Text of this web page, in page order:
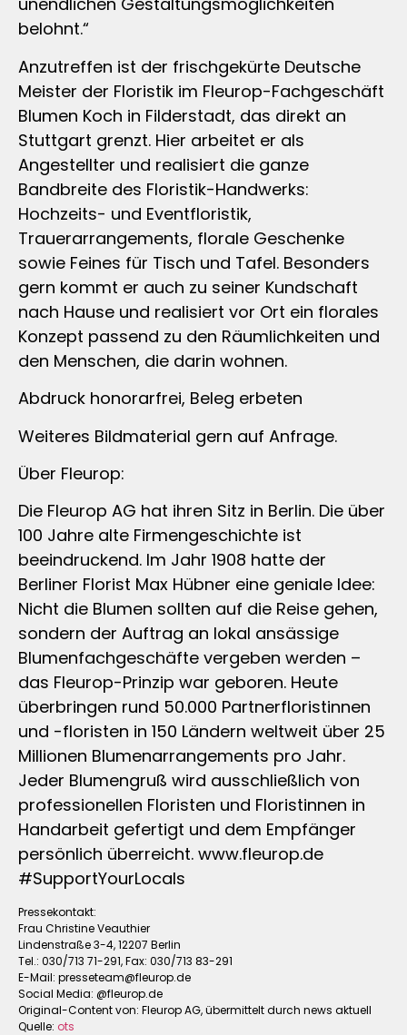
belohnt.“
Anzutreffen ist der frischgekürte Deutsche
Meister der Floristik im Fleurop-Fachgeschäft
Blumen Koch in Filderstadt, das direkt an
Stuttgart grenzt. Hier arbeitet er als
Angestellter und realisiert die ganze
Bandbreite des Floristik-Handwerks:
Hochzeits- und Eventfloristik,
Trauerarrangements, florale Geschenke
sowie Feines für Tisch und Tafel. Besonders
gern kommt er auch zu seiner Kundschaft
nach Hause und realisiert vor Ort ein florales
Konzept passend zu den Räumlichkeiten und
den Menschen, die darin wohnen.
Abdruck honorarfrei, Beleg erbeten
Weiteres Bildmaterial gern auf Anfrage.
Über Fleurop:
Die Fleurop AG hat ihren Sitz in Berlin. Die über
100 Jahre alte Firmengeschichte ist
beeindruckend. Im Jahr 1908 hatte der
Berliner Florist Max Hübner eine geniale Idee:
Nicht die Blumen sollten auf die Reise gehen,
sondern der Auftrag an lokal ansässige
Blumenfachgeschäfte vergeben werden –
das Fleurop-Prinzip war geboren. Heute
überbringen rund 50.000 Partnerfloristinnen
und -floristen in 150 Ländern weltweit über 25
Millionen Blumenarrangements pro Jahr.
Jeder Blumengruß wird ausschließlich von
professionellen Floristen und Floristinnen in
Handarbeit gefertigt und dem Empfänger
persönlich überreicht. www.fleurop.de
#SupportYourLocals
Pressekontakt:
Frau Christine Veauthier
Lindenstraße 3-4, 12207 Berlin
Tel.: 030/713 71-291, Fax: 030/713 83-291
E-Mail: presseteam@fleurop.de
Social Media: @fleurop.de
Original-Content von: Fleurop AG, übermittelt durch news aktuell
Quelle: ots